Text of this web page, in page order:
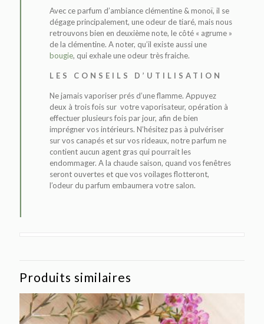
Avec ce parfum d’ambiance clémentine & monoï, il se
dégage principalement, une odeur de tiaré, mais nous
retrouvons bien en deuxième note, le côté « agrume »
de la clémentine. A noter, qu’il existe aussi une
bougie, qui exhale une odeur très fraiche.
LES CONSEILS D’UTILISATION
Ne jamais vaporiser prés d’une flamme. Appuyez
deux à trois fois sur votre vaporisateur, opération à
effectuer plusieurs fois par jour, afin de bien
imprégner vos intérieurs. N’hésitez pas à pulvériser
sur vos canapés et sur vos rideaux, notre parfum ne
contient aucun agent gras qui pourrait les
endommager. A la chaude saison, quand vos fenêtres
seront ouvertes et que vos voilages flotteront,
l’odeur du parfum embaumera votre salon.
Produits similaires